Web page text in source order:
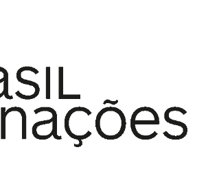
El CEB ofrecerá nuevos cursos
presenciales de Portugués de Brasil